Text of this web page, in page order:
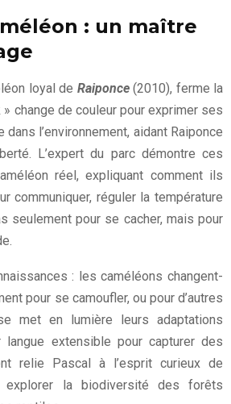
: un maître
loyal de Raiponce(2010), ferme la
change de couleur pour exprimer ses
l’environnement, aidant Raiponce
L’expert du parc démontre ces
réel, expliquant comment ils
communiquer, réguler la température
seulement pour se cacher, mais pour
: les caméléons changent-
pour se camoufler, ou pour d’autres
met en lumière leurs adaptations
langue extensible pour capturer des
relie Pascal à l’esprit curieux de
explorer la biodiversité des forêts